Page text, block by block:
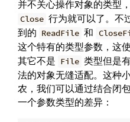
并不关心操作对象的类型
Close 行为就可以了。不
到的 ReadFile 和
这个特有的类型参数，这
其它不是 File 类型但是
法的对象无缝适配。这种
农，我们可以通过结合闭
一个参数类型的差异：